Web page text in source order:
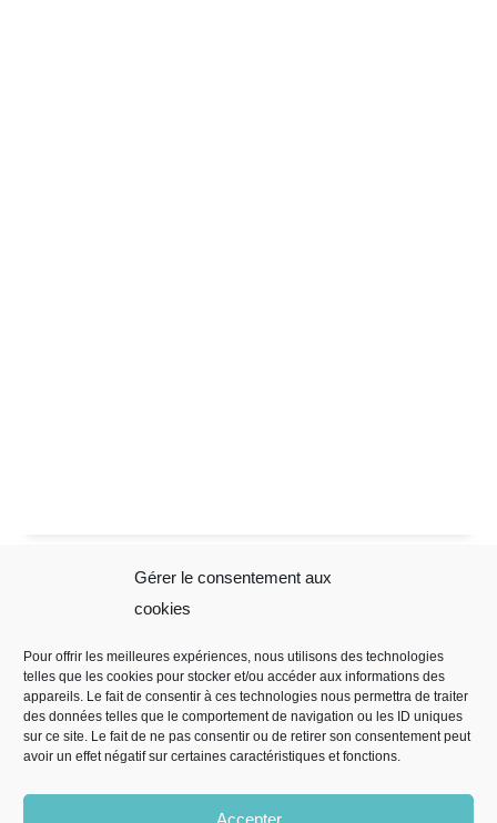
Gérer le consentement aux
cookies
Pour offrir les meilleures expériences, nous utilisons des technologies
telles que les cookies pour stocker et/ou accéder aux informations des
appareils. Le fait de consentir à ces technologies nous permettra de traiter
des données telles que le comportement de navigation ou les ID uniques
sur ce site. Le fait de ne pas consentir ou de retirer son consentement peut
avoir un effet négatif sur certaines caractéristiques et fonctions.
Accepter
Sophie Folliot
Mentions
Mentions légales
Règles de
confidentialité